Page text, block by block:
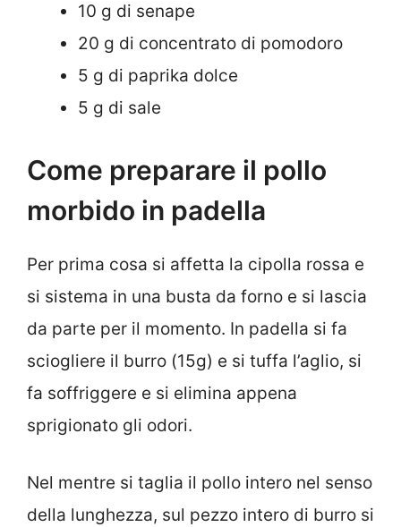
10 g di senape
20 g di concentrato di pomodoro
5 g di paprika dolce
5 g di sale
Come preparare il pollo
morbido in padella
Per prima cosa si affetta la cipolla rossa e
si sistema in una busta da forno e si lascia
da parte per il momento. In padella si fa
sciogliere il burro (15g) e si tuffa l’aglio, si
fa soffriggere e si elimina appena
sprigionato gli odori.
Nel mentre si taglia il pollo intero nel senso
della lunghezza, sul pezzo intero di burro si